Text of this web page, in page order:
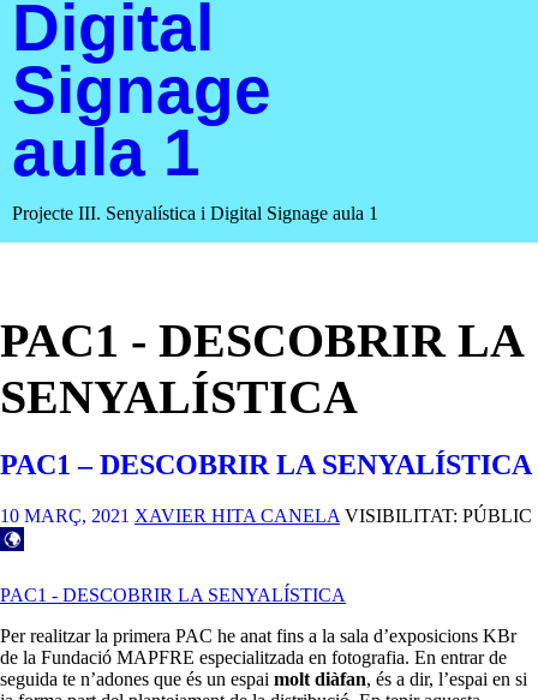
Digital
Signage
aula 1
Projecte III. Senyalística i Digital Signage aula 1
PAC1 - DESCOBRIR LA
SENYALÍSTICA
PAC1 – DESCOBRIR LA SENYALÍSTICA
10 MARÇ, 2021 XAVIER HITA CANELA VISIBILITAT: PÚBLIC
PAC1 - DESCOBRIR LA SENYALÍSTICA
Per realitzar la primera PAC he anat fins a la sala d’exposicions KBr
de la Fundació MAPFRE especialitzada en fotografia. En entrar de
seguida te n’adones que és un espai molt diàfan, és a dir, l’espai en si